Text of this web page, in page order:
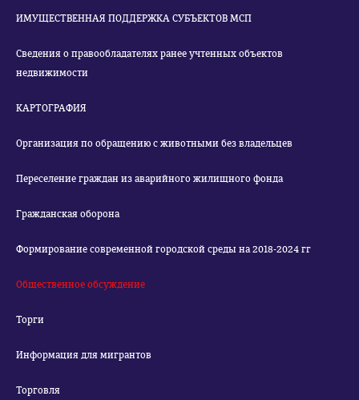
ИМУЩЕСТВЕННАЯ ПОДДЕРЖКА СУБЪЕКТОВ МСП
Сведения о правообладателях ранее учтенных объектов
недвижимости
КАРТОГРАФИЯ
Организация по обращению с животными без владельцев
Переселение граждан из аварийного жилищного фонда
Гражданская оборона
Формирование современной городской среды на 2018-2024 гг
Общественное обсуждение
Торги
Информация для мигрантов
Торговля